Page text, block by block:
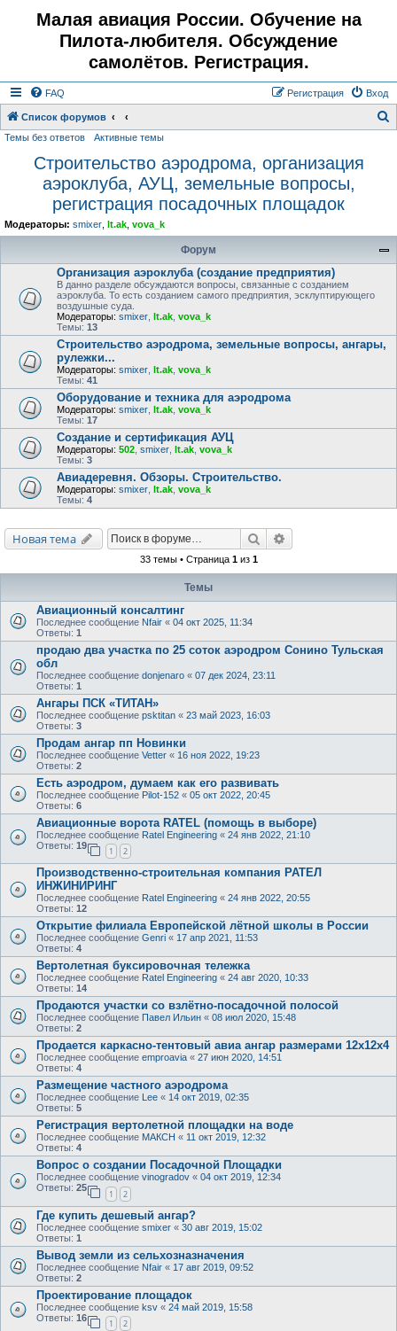
Малая авиация России. Обучение на
Пилота-любителя. Обсуждение
самолётов. Регистрация.
FAQ Вход
Регистрация
Список форумов
Темы без ответов Активные темы
Строительство аэродрома, организация
аэроклуба, АУЦ, земельные вопросы,
регистрация посадочных площадок
Модераторы: smixer lt.ak vova_k
Форум
Организация аэроклуба (создание предприятия)
В данно разделе обсуждаются вопросы, связанные с созданием
аэроклуба. То есть созданием самого предприятия, эсклуптирующего
воздушные суда.
Модераторы: smixer lt.ak vova_k
Темы: 13
Строительство аэродрома, земельные вопросы, ангары,
рулежки...
Модераторы: smixer lt.ak vova_k
Темы: 41
Оборудование и техника для аэродрома
Модераторы: smixer lt.ak vova_k
Темы: 17
Создание и сертификация АУЦ
Модераторы: 502 smixer lt.ak vova_k
Темы: 3
Авиадеревня. Обзоры. Строительство.
Модераторы: smixer lt.ak vova_k
Темы: 4
Новая тема Поиск
33 темы • Страница 1из 1
Темы
Авиационный консалтинг
Последнее сообщение Nfair « 04 окт 2025, 11:34
Ответы: 1
продаю два участка по 25 соток аэродром Сонино Тульская
обл
Последнее сообщение donjenaro « 07 дек 2024, 23:11
Ответы: 1
Ангары ПСК «ТИТАН»
Последнее сообщение psktitan « 23 май 2023, 16:03
Ответы: 3
Продам ангар пп Новинки
Последнее сообщение Vetter « 16 ноя 2022, 19:23
Ответы: 2
Есть аэродром, думаем как его развивать
Последнее сообщение Pilot-152 « 05 окт 2022, 20:45
Ответы: 6
Авиационные ворота RATEL (помощь в выборе)
Последнее сообщение Ratel Engineering « 24 янв 2022, 21:10
Ответы: 19
1 2
Производственно-строительная компания РАТЕЛ
ИНЖИНИРИНГ
Последнее сообщение Ratel Engineering « 24 янв 2022, 20:55
Ответы: 12
Открытие филиала Европейской лётной школы в России
Последнее сообщение Genri « 17 апр 2021, 11:53
Ответы: 4
Вертолетная буксировочная тележка
Последнее сообщение Ratel Engineering « 24 авг 2020, 10:33
Ответы: 14
Продаются участки со взлётно-посадочной полосой
Последнее сообщение Павел Ильин « 08 июл 2020, 15:48
Ответы: 2
Продается каркасно-тентовый авиа ангар размерами 12х12х4
Последнее сообщение emproavia « 27 июн 2020, 14:51
Ответы: 4
Размещение частного аэродрома
Последнее сообщение Lee « 14 окт 2019, 02:35
Ответы: 5
Регистрация вертолетной площадки на воде
Последнее сообщение МАКСН « 11 окт 2019, 12:32
Ответы: 4
Вопрос о создании Посадочной Площадки
Последнее сообщение vinogradov « 04 окт 2019, 12:34
Ответы: 25
1 2
Где купить дешевый ангар?
Последнее сообщение smixer « 30 авг 2019, 15:02
Ответы: 1
Вывод земли из сельхозназначения
Последнее сообщение Nfair « 17 авг 2019, 09:52
Ответы: 2
Проектирование площадок
Последнее сообщение ksv « 24 май 2019, 15:58
Ответы: 16
1 2